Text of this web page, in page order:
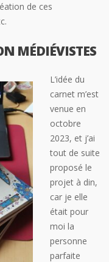
de ces
MÉDIÉVISTES
L’idée du
carnet m’est
venue en
octobre
2023, et j’ai
tout de suite
proposé le
projet à din,
car je elle
était pour
moi la
personne
parfaite